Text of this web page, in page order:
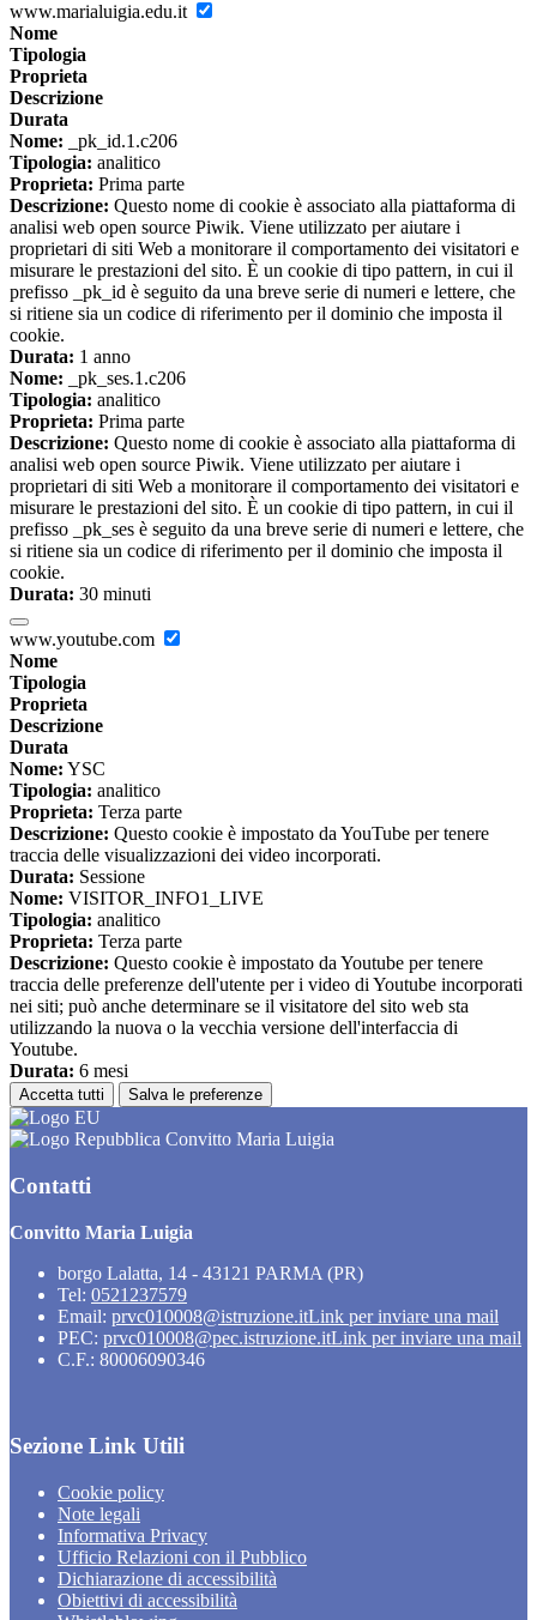
www.marialuigia.edu.it
Nome
Tipologia
Proprieta
Descrizione
Durata
Nome: _pk_id.1.c206
Tipologia: analitico
Proprieta: Prima parte
Descrizione: Questo nome di cookie è associato alla piattaforma di
analisi web open source Piwik. Viene utilizzato per aiutare i
proprietari di siti Web a monitorare il comportamento dei visitatori e
misurare le prestazioni del sito. È un cookie di tipo pattern, in cui il
prefisso _pk_id è seguito da una breve serie di numeri e lettere, che
si ritiene sia un codice di riferimento per il dominio che imposta il
cookie.
Durata: 1 anno
Nome: _pk_ses.1.c206
Tipologia: analitico
Proprieta: Prima parte
Descrizione: Questo nome di cookie è associato alla piattaforma di
analisi web open source Piwik. Viene utilizzato per aiutare i
proprietari di siti Web a monitorare il comportamento dei visitatori e
misurare le prestazioni del sito. È un cookie di tipo pattern, in cui il
prefisso _pk_ses è seguito da una breve serie di numeri e lettere, che
si ritiene sia un codice di riferimento per il dominio che imposta il
cookie.
Durata: 30 minuti
www.youtube.com
Nome
Tipologia
Proprieta
Descrizione
Durata
Nome: YSC
Tipologia: analitico
Proprieta: Terza parte
Descrizione: Questo cookie è impostato da YouTube per tenere
traccia delle visualizzazioni dei video incorporati.
Durata: Sessione
Nome: VISITOR_INFO1_LIVE
Tipologia: analitico
Proprieta: Terza parte
Descrizione: Questo cookie è impostato da Youtube per tenere
traccia delle preferenze dell'utente per i video di Youtube incorporati
nei siti; può anche determinare se il visitatore del sito web sta
utilizzando la nuova o la vecchia versione dell'interfaccia di
Youtube.
Durata: 6 mesi
Accetta tutti Salva le preferenze
Convitto Maria Luigia
Contatti
Convitto Maria Luigia
borgo Lalatta, 14 - 43121 PARMA (PR)
Tel: 0521237579
Email: prvc010008@istruzione.itLink per inviare una mail
PEC: prvc010008@pec.istruzione.itLink per inviare una mail
C.F.: 80006090346
Sezione Link Utili
Cookie policy
Note legali
Informativa Privacy
Ufficio Relazioni con il Pubblico
Dichiarazione di accessibilità
Obiettivi di accessibilità